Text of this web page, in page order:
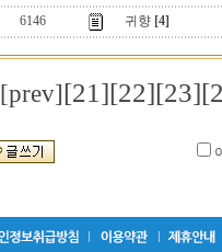
6146
귀향 [4]
[prev][21][22][23]